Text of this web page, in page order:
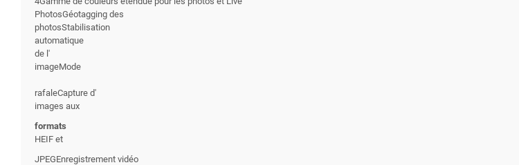
PhotosGéotagging des
photosStabilisation
automatique
de l'
imageMode
rafaleCapture d'
images aux
formats
HEIF et
JPEGEnregistrement vidéo